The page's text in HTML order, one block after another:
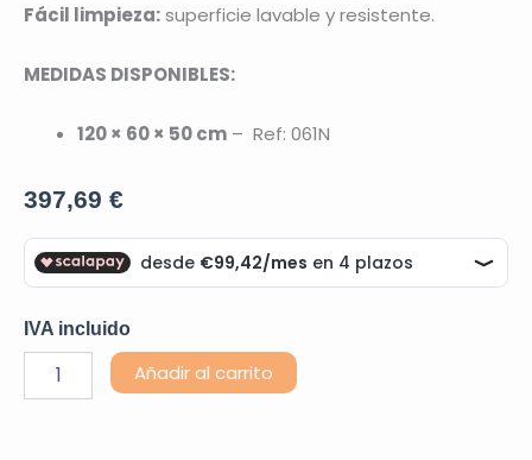
Fácil limpieza:superficie lavable y resistente.
MEDIDAS DISPONIBLES:
120 × 60 × 50 cm – Ref: 061N
397,69 €
IVA incluido
Escalera
para
Añadir al carrito